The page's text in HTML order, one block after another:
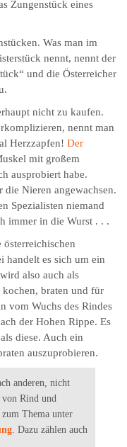
Zungenstück eines
Was man im
nennt, nennt der
und die Österreicher
nicht zu kaufen.
nennt man
Herzzapfen! Der
mit großem
ausprobiert habe.
Nieren angewachsen.
Spezialisten niemand
immer in die Wurst . . .
österreichischen
handelt es sich um ein
also auch als
braten und für
vom Wuchs des Rindes
der Hohen Rippe. Es
diese. Auch ein
auszuprobieren.
anderen, nicht
Rind und
Thema unter
. Dazu zählen auch